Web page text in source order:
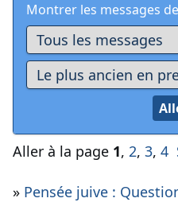
Montrer les messages
Aller à la page 1, 2, 3, 4
» Pensée juive :